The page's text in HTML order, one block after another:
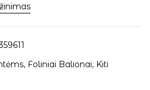
, Foliniai Balionai, Kiti